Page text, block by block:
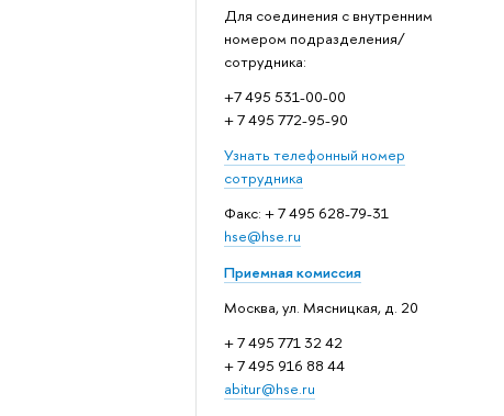
Для соединения с внутренним
номером подразделения/
сотрудника:
+7 495 531-00-00
+ 7 495 772-95-90
Узнать телефонный номер
сотрудника
Факс: + 7 495 628-79-31
hse@hse.ru
Приемная комиссия
Москва, ул. Мясницкая, д. 20
+ 7 495 771 32 42
+ 7 495 916 88 44
abitur@hse.ru